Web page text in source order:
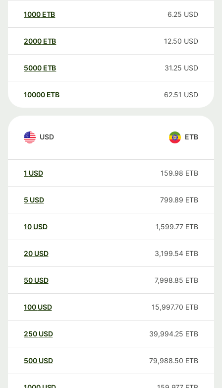
1000 ETB 6.25 USD
2000 ETB 12.50 USD
5000 ETB 31.25 USD
10000 ETB 62.51 USD
USD ETB
1 USD 159.98 ETB
5 USD 799.89 ETB
10 USD 1,599.77 ETB
20 USD 3,199.54 ETB
50 USD 7,998.85 ETB
100 USD 15,997.70 ETB
250 USD 39,994.25 ETB
500 USD 79,988.50 ETB